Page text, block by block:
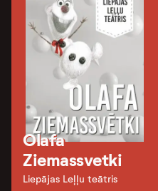
Olafa
Ziemassvetki
Liepājas Leļļu teātris